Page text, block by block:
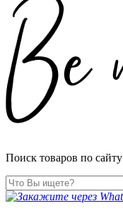
Поиск товаров по сайту